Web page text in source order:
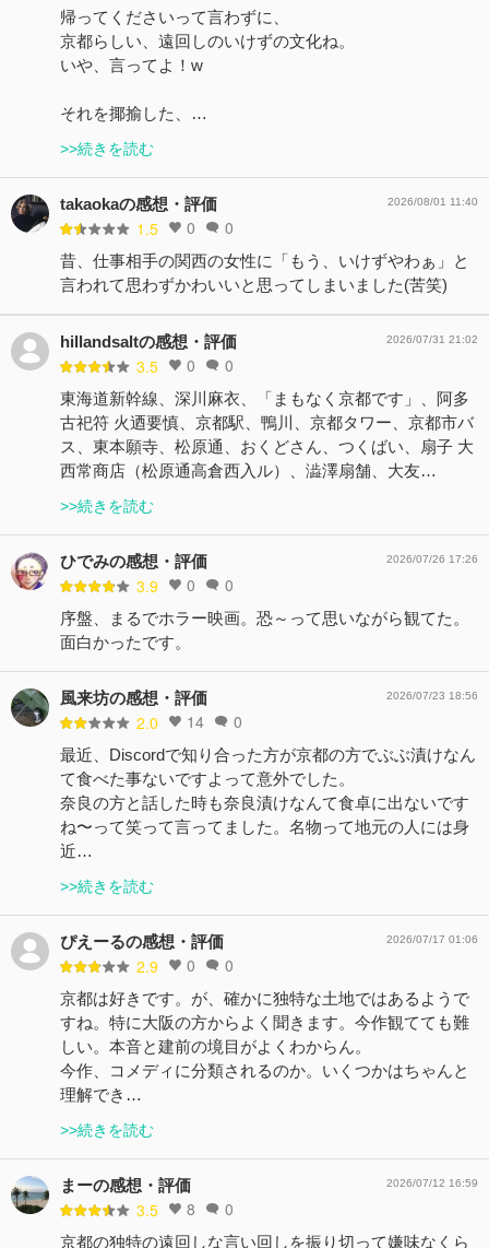
帰ってくださいって言わずに、
京都らしい、遠回しのいけずの文化ね。
いや、言ってよ！w
それを揶揄した、…
>>続きを読む
takaokaの感想・評価
1.5 0 0
2026/08/01 11:40
昔、仕事相手の関西の女性に「もう、いけずやわぁ」と
言われて思わずかわいいと思ってしまいました(苦笑)
hillandsaltの感想・評価
3.5 0 0
2026/07/31 21:02
東海道新幹線、深川麻衣、「まもなく京都です」、阿多
古祀符 火迺要慎、京都駅、鴨川、京都タワー、京都市バ
ス、東本願寺、松原通、おくどさん、つくばい、扇子 大
西常商店（松原通高倉西入ル）、澁澤扇舗、大友…
>>続きを読む
ひでみの感想・評価
3.9 0 0
2026/07/26 17:26
序盤、まるでホラー映画。恐～って思いながら観てた。
面白かったです。
風来坊の感想・評価
2.0 14 0
2026/07/23 18:56
最近、Discordで知り合った方が京都の方でぶぶ漬けなん
て食べた事ないですよって意外でした。
奈良の方と話した時も奈良漬けなんて食卓に出ないです
ね〜って笑って言ってました。名物って地元の人には身
近…
>>続きを読む
ぴえーるの感想・評価
2.9 0 0
2026/07/17 01:06
京都は好きです。が、確かに独特な土地ではあるようで
すね。特に大阪の方からよく聞きます。今作観てても難
しい。本音と建前の境目がよくわからん。
今作、コメディに分類されるのか。いくつかはちゃんと
理解でき…
>>続きを読む
まーの感想・評価
3.5 8 0
2026/07/12 16:59
京都の独特の遠回しな言い回しを振り切って嫌味なくら